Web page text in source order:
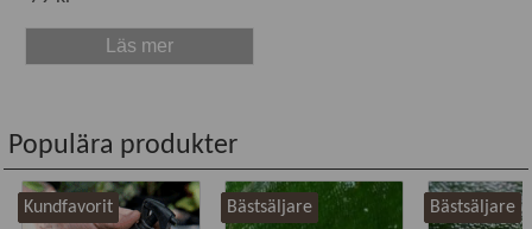
Läs mer
Populära produkter
Kundfavorit Bästsäljare Bästsäljare